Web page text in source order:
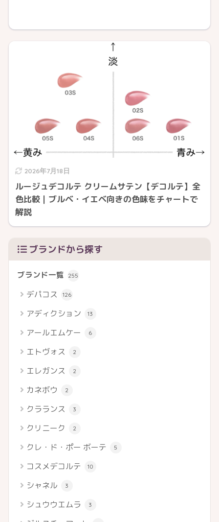
2026年7月18日
ルージュデコルテ クリームサテン【デコルテ】全
色比較｜ブルベ・イエベ向きの色味をチャートで
解説
ブランドから探す
ブランド一覧 255
デパコス 126
アディクション 13
アールエムケー 6
エトヴォス 2
エレガンス 2
カネボウ 2
クラランス 3
クリニーク 2
クレ・ド・ポー ボーテ 5
コスメデコルテ 10
シャネル 3
シュウウエムラ 3